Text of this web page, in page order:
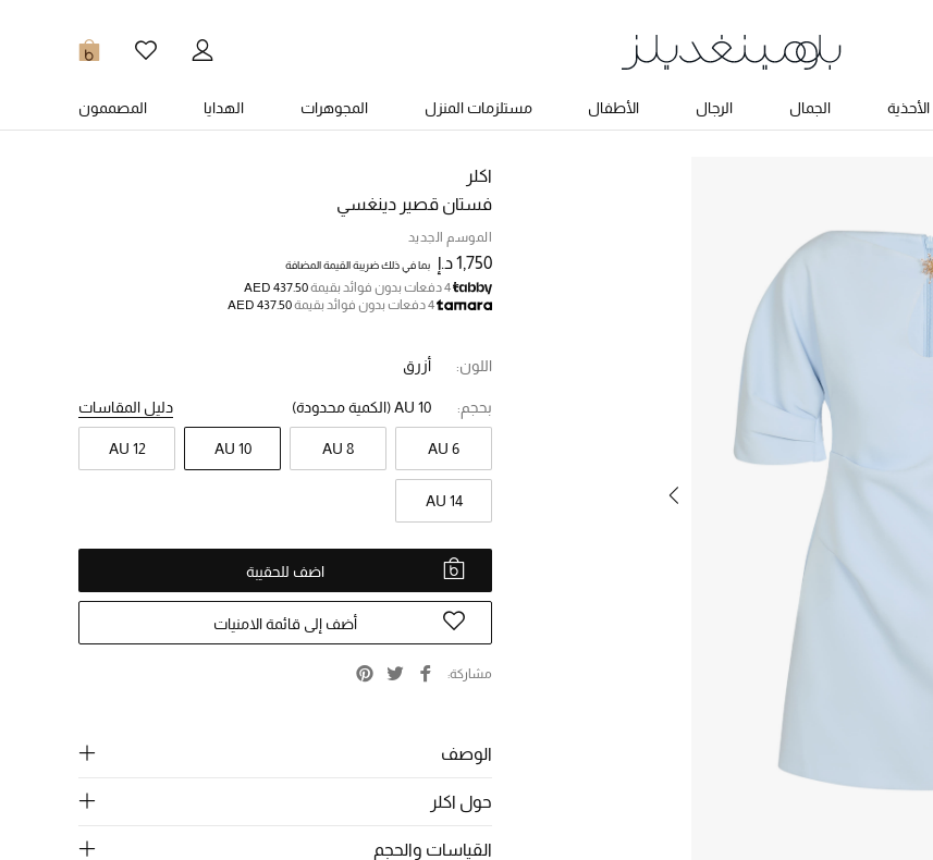
0
الأحذية الجمال الرجال الأطفال مستلزمات المنزل المجوهرات الهدايا المصممون
اكلر
فستان قصير دينغسي
الموسم الجديد
1,750 د.إ بما في ذلك ضريبة القيمة المضافة
4 دفعات بدون فوائد بقيمة
AED 437.50
4 دفعات بدون فوائد بقيمة
AED 437.50
اللون: أزرق
بحجم: AU 10(الكمية محدودة) دليل المقاسات
AU 6
AU 8
AU 10
AU 12
AU 14
اضف للحقيبة
أضف إلى قائمة الامنيات
مشاركة
الوصف
حول اكلر
القياسات والحجم